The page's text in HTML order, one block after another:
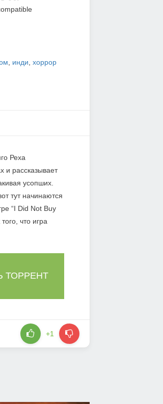
инди хоррор
Реха
и рассказывает
усопших.
тут начинаются
“I Did Not Buy
что игра
ТОРРЕНТ
+1